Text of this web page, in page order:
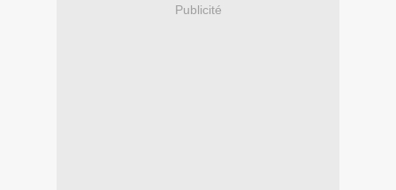
Publicité